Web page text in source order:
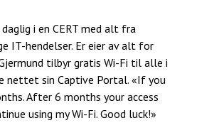
i en CERT med alt fra
IT-hendelser. Er eier av alt for
tilbyr gratis Wi-Fi til alle i
nettet sin Captive Portal. «If you
After 6 months your access
using my Wi-Fi. Good luck!»